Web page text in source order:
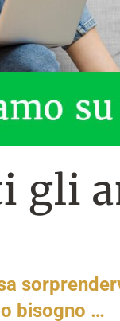
gli
bisogno …